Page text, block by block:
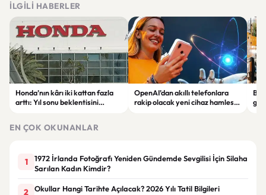
İLGILI HABERLER
Honda’nın kârı iki kattan fazla
arttı: Yıl sonu beklentisini
OpenAI’dan akıllı telefonlara
rakip olacak yeni cihaz hamlesi:
EN ÇOK OKUNANLAR
1
1972 İrlanda Fotoğrafı Yeniden Gündemde Sevgilisi İçin Silaha
Sarılan Kadın Kimdir?
2 Okullar Hangi Tarihte Açılacak? 2026 Yılı Tatil Bilgileri